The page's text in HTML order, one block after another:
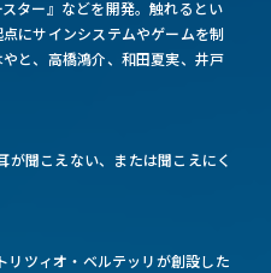
ター』などを開発。触れるとい
にサインシステムやゲームを制
と、高橋鴻介、和田夏実、井戸
聞こえない、または聞こえにく
ツィオ・ベルテッリが創設した